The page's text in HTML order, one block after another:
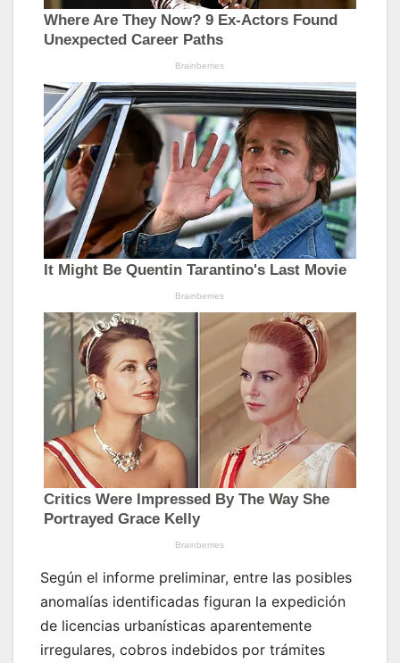
Según el informe preliminar, entre las posibles
anomalías identificadas figuran la expedición
de licencias urbanísticas aparentemente
irregulares, cobros indebidos por trámites